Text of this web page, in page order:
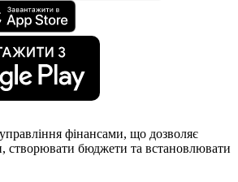
фінансами, що дозволяє
створювати бюджети та встановлювати